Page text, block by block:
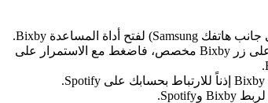
: إذا كان هاتفك لا يحتوي على زر Bixby مخصص، فاضغط مع الاستمرار على
لربط Bixby وSpotify.